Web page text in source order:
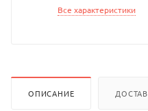
Все характеристики
ОПИСАНИЕ